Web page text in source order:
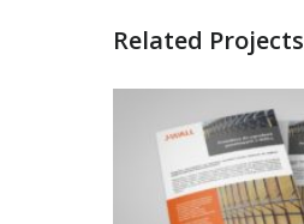
Related Projects